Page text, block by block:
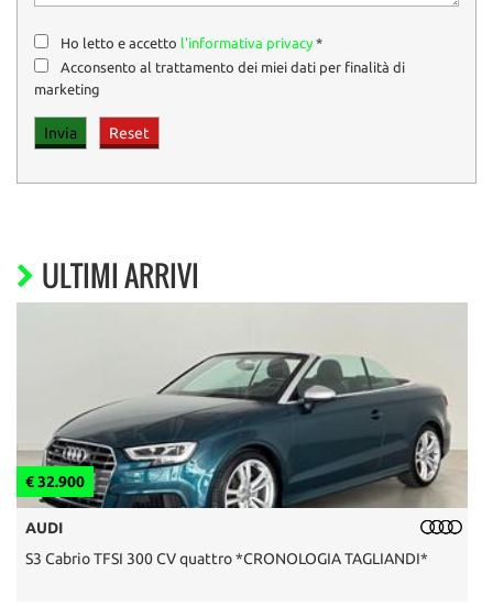
Ho letto e accetto l'informativa privacy*
Acconsento al trattamento dei miei dati per finalità di
marketing
ULTIMI ARRIVI
€ 32.900
AUDI
S3 Cabrio TFSI 300 CV quattro *CRONOLOGIA TAGLIANDI*